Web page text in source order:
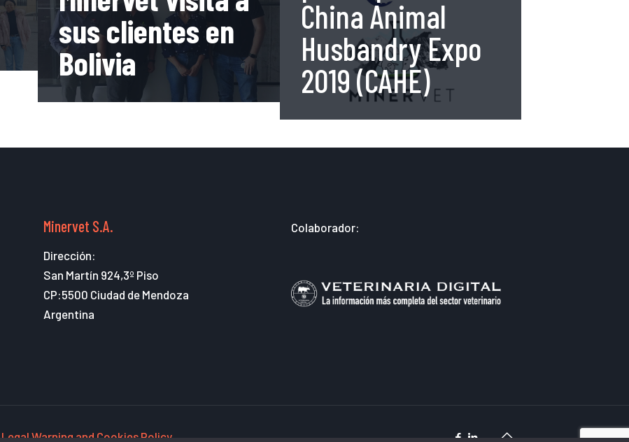
sus clientes en
Bolivia
China Animal
Husbandry Expo
2019 (CAHE)
Minervet S.A.
Dirección:
San Martín 924,3º Piso
CP:5500 Ciudad de Mendoza
Argentina
Colaborador:
Legal Warning and Cookies Policy